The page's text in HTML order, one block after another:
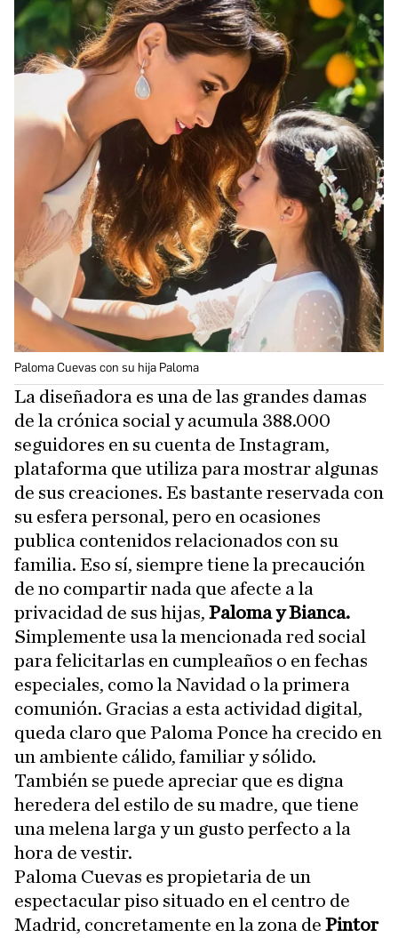
Paloma Cuevas con su hija Paloma
La diseñadora es una de las grandes damas
de la crónica social y acumula 388.000
seguidores en su cuenta de Instagram,
plataforma que utiliza para mostrar algunas
de sus creaciones. Es bastante reservada con
su esfera personal, pero en ocasiones
publica contenidos relacionados con su
familia. Eso sí, siempre tiene la precaución
de no compartir nada que afecte a la
privacidad de sus hijas, Paloma y Bianca.
Simplemente usa la mencionada red social
para felicitarlas en cumpleaños o en fechas
especiales, como la Navidad o la primera
comunión. Gracias a esta actividad digital,
queda claro que Paloma Ponce ha crecido en
un ambiente cálido, familiar y sólido.
También se puede apreciar que es digna
heredera del estilo de su madre, que tiene
una melena larga y un gusto perfecto a la
hora de vestir.
Paloma Cuevas es propietaria de un
espectacular piso situado en el centro de
Madrid, concretamente en la zona de Pintor